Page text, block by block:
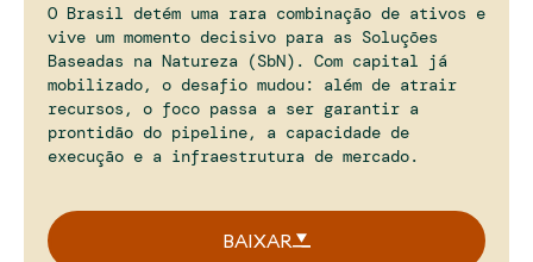
O Brasil detém uma rara combinação de ativos e
vive um momento decisivo para as Soluções
Baseadas na Natureza (SbN). Com capital já
mobilizado, o desafio mudou: além de atrair
recursos, o foco passa a ser garantir a
prontidão do pipeline, a capacidade de
execução e a infraestrutura de mercado.
BAIXAR